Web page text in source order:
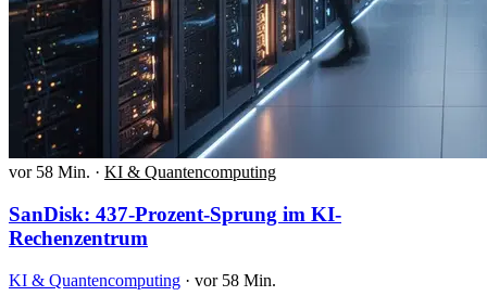
vor 58 Min. · KI & Quantencomputing
SanDisk: 437-Prozent-Sprung im KI-
Rechenzentrum
KI & Quantencomputing · vor 58 Min.